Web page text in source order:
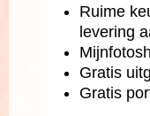
Ruime
levering
Gratis
Gratis